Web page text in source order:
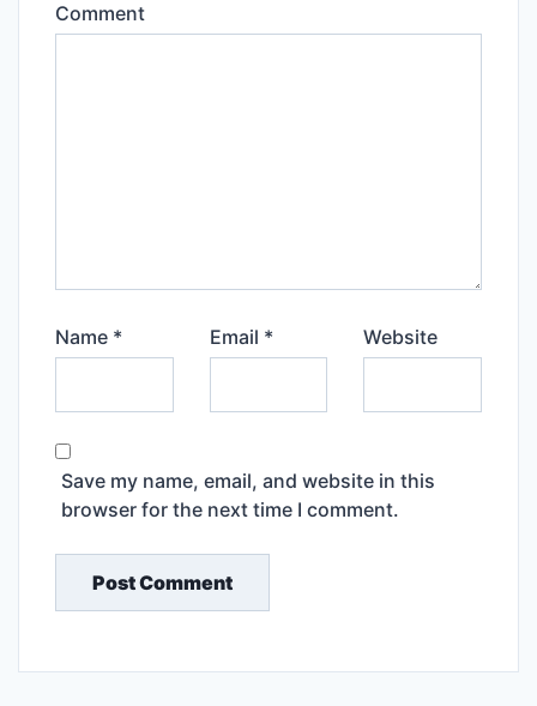
Comment
Name * Email * Website
Save my name, email, and website in this
browser for the next time I comment.